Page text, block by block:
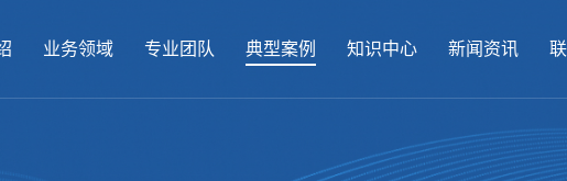
业务领域 专业团队 典型案例 知识中心 新闻资讯